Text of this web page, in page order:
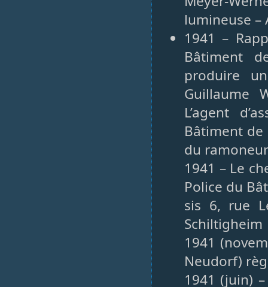
lumineuse –
1941 –
Bâtiment
produire
Guillaume
L’agent
Bâtiment de
du ramoneur
1941 – Le
Police du
sis 6, rue
Schiltigheim
1941
Neudorf)
1941 (juin)